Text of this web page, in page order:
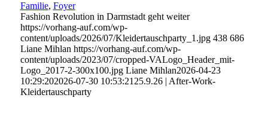
Familie, Foyer
Fashion Revolution in Darmstadt geht weiter
https://vorhang-auf.com/wp-
content/uploads/2026/07/Kleidertauschparty_1.jpg 438 686
Liane Mihlan https://vorhang-auf.com/wp-
content/uploads/2023/07/cropped-VALogo_Header_mit-
Logo_2017-2-300x100.jpg Liane Mihlan2026-04-23
10:29:202026-07-30 10:53:21 25.9.26 | After-Work-
Kleidertauschparty